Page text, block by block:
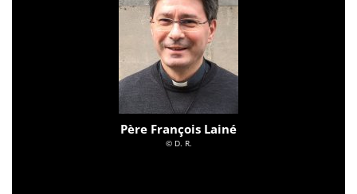
Père François Lainé
© D. R.